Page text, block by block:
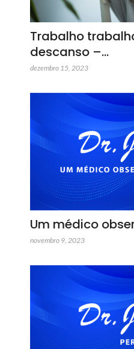
Trabalho
descanso –…
dezembro 15, 2023
Um médico
novembro 9, 2023